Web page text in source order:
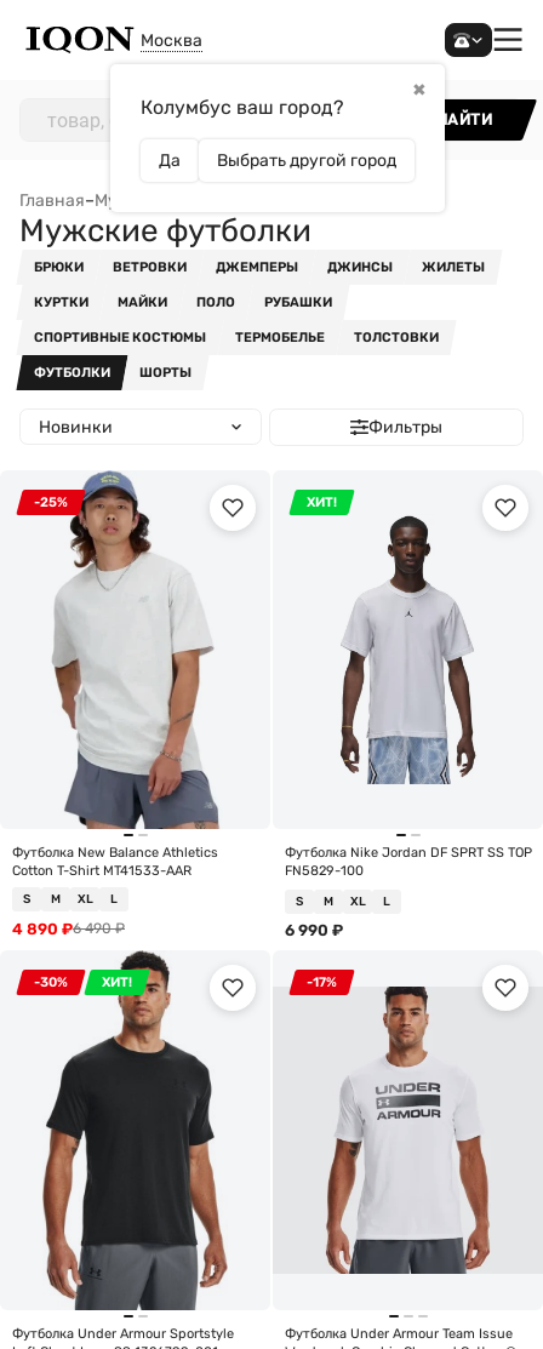
Москва
✖
Колумбус ваш город?
Да Выбрать другой город
НАЙТИ
Главная–Мужчинам
Мужские футболки
БРЮКИ ВЕТРОВКИ ДЖЕМПЕРЫ ДЖИНСЫ ЖИЛЕТЫ
КУРТКИ МАЙКИ ПОЛО РУБАШКИ
СПОРТИВНЫЕ КОСТЮМЫ ТЕРМОБЕЛЬЕ ТОЛСТОВКИ
ФУТБОЛКИ ШОРТЫ
Новинки Фильтры
-25%
Футболка New Balance Athletics
Cotton T-Shirt MT41533-AAR
S M XL L
6 490₽
4 890 ₽
ХИТ!
Футболка Nike Jordan DF SPRT SS TOP
FN5829-100
S M XL L
6 990 ₽
-30% ХИТ!
Футболка Under Armour Sportstyle
-17%
Футболка Under Armour Team Issue